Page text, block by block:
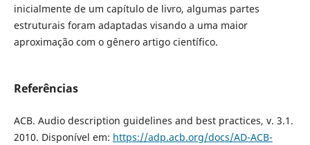
inicialmente de um capítulo de livro, algumas partes
estruturais foram adaptadas visando a uma maior
aproximação com o gênero artigo científico.
Referências
ACB. Audio description guidelines and best practices, v. 3.1.
2010. Disponível em: https://adp.acb.org/docs/AD-ACB-